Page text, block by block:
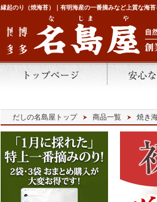
縁起のり（焼海苔）｜有明海産の一番摘みなど上質な海苔
だしの名島屋トップ 商品一覧 焼き